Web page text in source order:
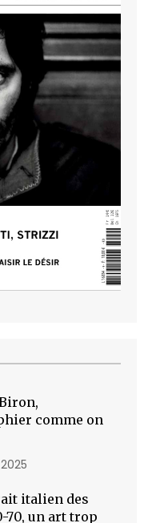
comme on
italien des
70, un art trop